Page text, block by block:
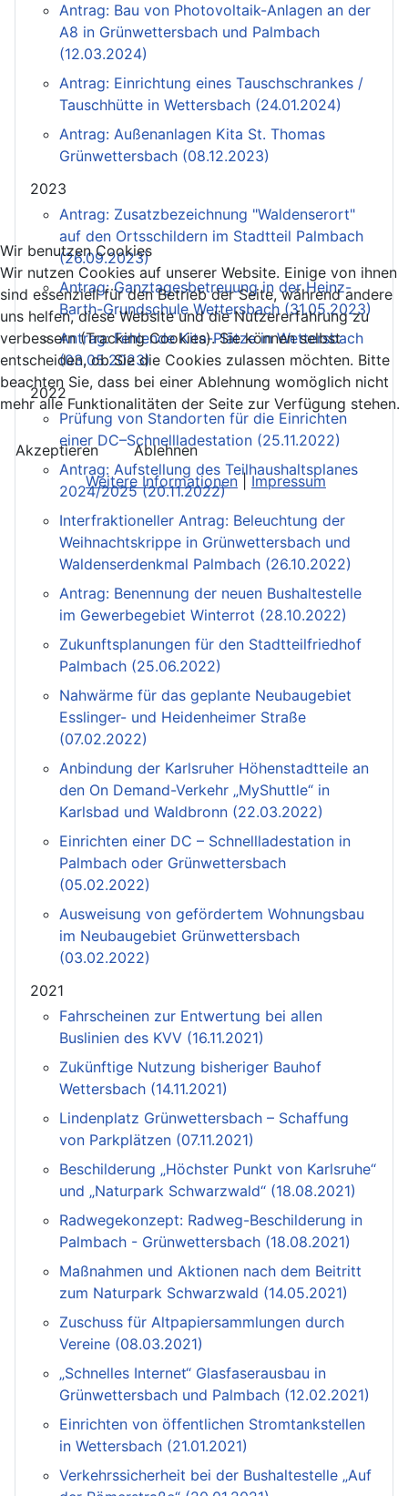
Antrag: Bau von Photovoltaik-Anlagen an der
A8 in Grünwettersbach und Palmbach
(12.03.2024)
Antrag: Einrichtung eines Tauschschrankes /
Tauschhütte in Wettersbach (24.01.2024)
Antrag: Außenanlagen Kita St. Thomas
Grünwettersbach (08.12.2023)
2023
Antrag: Zusatzbezeichnung "Waldenserort"
auf den Ortsschildern im Stadtteil Palmbach
(26.09.2023)
Antrag: Ganztagesbetreuung in der Heinz-
Barth-Grundschule Wettersbach (31.05.2023)
Antrag: Fehlende Kita-Plätze in Wettersbach
(03.05.2023)
2022
Prüfung von Standorten für die Einrichten
einer DC–Schnellladestation (25.11.2022)
Antrag: Aufstellung des Teilhaushaltsplanes
2024/2025 (20.11.2022)
Interfraktioneller Antrag: Beleuchtung der
Weihnachtskrippe in Grünwettersbach und
Waldenserdenkmal Palmbach (26.10.2022)
Antrag: Benennung der neuen Bushaltestelle
im Gewerbegebiet Winterrot (28.10.2022)
Zukunftsplanungen für den Stadtteilfriedhof
Palmbach (25.06.2022)
Nahwärme für das geplante Neubaugebiet
Esslinger- und Heidenheimer Straße
(07.02.2022)
Anbindung der Karlsruher Höhenstadtteile an
den On Demand-Verkehr „MyShuttle“ in
Karlsbad und Waldbronn (22.03.2022)
Einrichten einer DC – Schnellladestation in
Palmbach oder Grünwettersbach
(05.02.2022)
Ausweisung von gefördertem Wohnungsbau
im Neubaugebiet Grünwettersbach
(03.02.2022)
2021
Fahrscheinen zur Entwertung bei allen
Buslinien des KVV (16.11.2021)
Zukünftige Nutzung bisheriger Bauhof
Wettersbach (14.11.2021)
Lindenplatz Grünwettersbach – Schaffung
von Parkplätzen (07.11.2021)
Beschilderung „Höchster Punkt von Karlsruhe“
und „Naturpark Schwarzwald“ (18.08.2021)
Radwegekonzept: Radweg-Beschilderung in
Palmbach - Grünwettersbach (18.08.2021)
Maßnahmen und Aktionen nach dem Beitritt
zum Naturpark Schwarzwald (14.05.2021)
Zuschuss für Altpapiersammlungen durch
Vereine (08.03.2021)
„Schnelles Internet“ Glasfaserausbau in
Grünwettersbach und Palmbach (12.02.2021)
Einrichten von öffentlichen Stromtankstellen
in Wettersbach (21.01.2021)
Verkehrssicherheit bei der Bushaltestelle „Auf
Wir benutzen Cookies
Wir nutzen Cookies auf unserer Website. Einige von ihnen
sind essenziell für den Betrieb der Seite, während andere
uns helfen, diese Website und die Nutzererfahrung zu
verbessern (Tracking Cookies). Sie können selbst
entscheiden, ob Sie die Cookies zulassen möchten. Bitte
beachten Sie, dass bei einer Ablehnung womöglich nicht
mehr alle Funktionalitäten der Seite zur Verfügung stehen.
Akzeptieren
Ablehnen
Weitere Informationen| Impressum